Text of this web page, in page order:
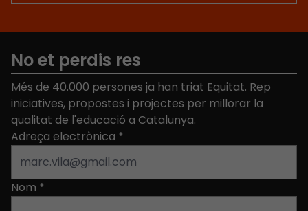
No et perdis res
Més de 40.000 persones ja han triat Equitat. Rep
iniciatives, propostes i projectes per millorar la
qualitat de l'educació a Catalunya.
Adreça electrònica *
Nom *